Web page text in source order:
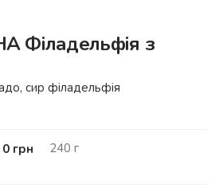
Філадельфія з
сир філадельфія
0 грн 240 г